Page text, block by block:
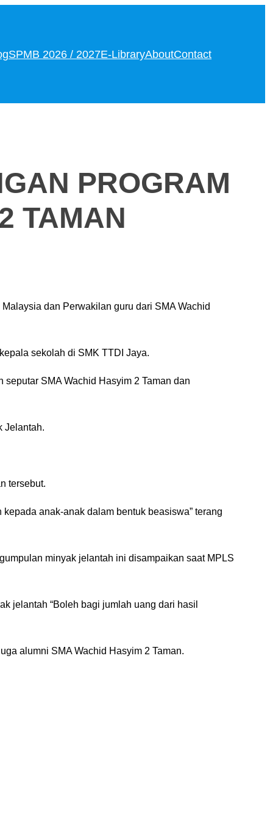
SPMB 2026 / 2027E-LibraryAboutContact
PROGRAM
TAMAN
dan Perwakilan guru dari SMA Wachid
sekolah di SMK TTDI Jaya.
SMA Wachid Hasyim 2 Taman dan
Jelantah.
tersebut.
anak-anak dalam bentuk beasiswa” terang
minyak jelantah ini disampaikan saat MPLS
jelantah “Boleh bagi jumlah uang dari hasil
alumni SMA Wachid Hasyim 2 Taman.